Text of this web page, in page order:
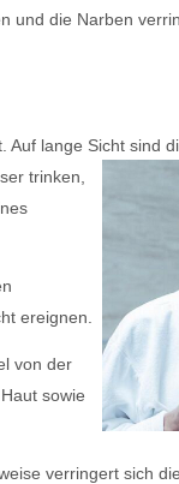
und die Narben
lange Sicht sind
trinken,
ereignen.
von der
sowie
verringert sich